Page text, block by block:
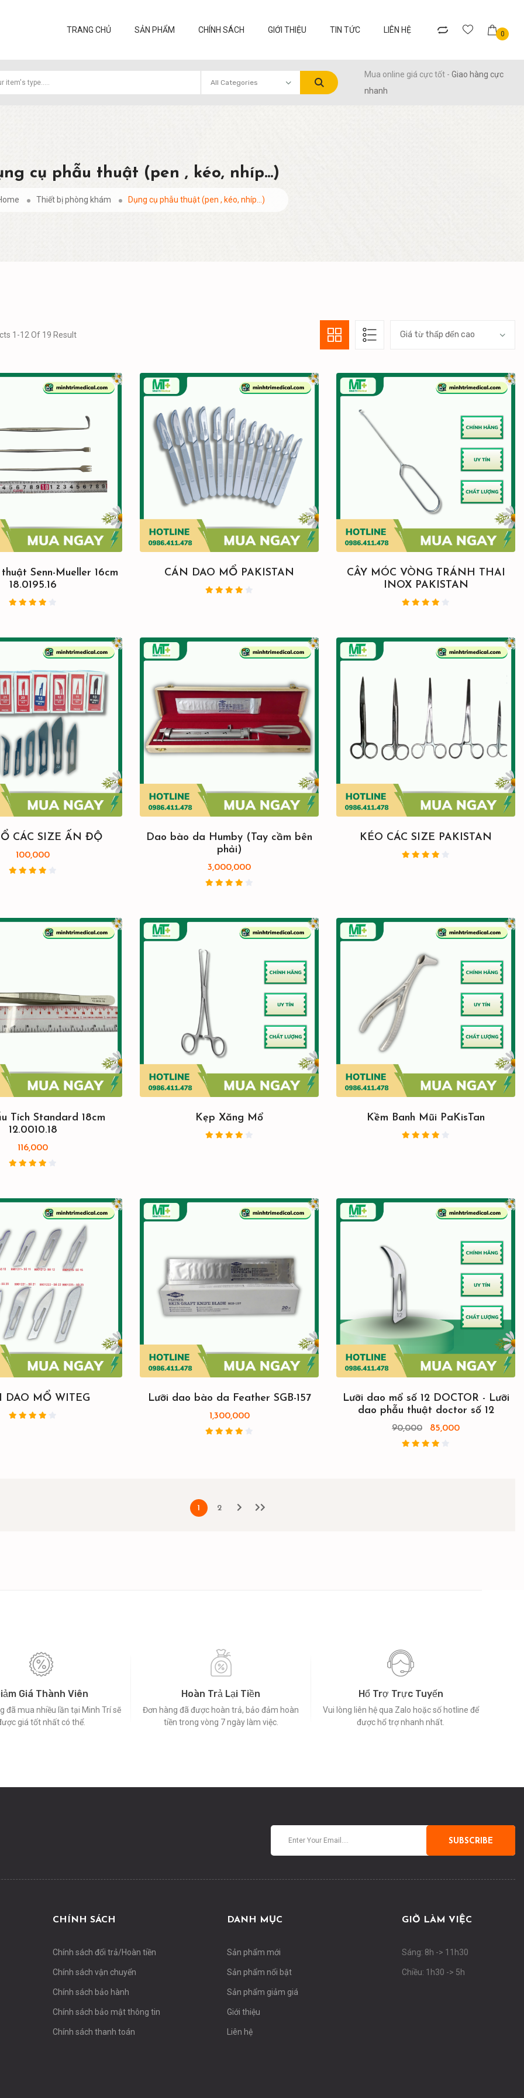
TRANG CHỦ SẢN PHẨM CHÍNH SÁCH GIỚI THIỆU TIN TỨC LIÊN HỆ 0
Mua online giá cực tốt - Giao hàng cực
nhanh
cụ phẫu thuật (pen , kéo, nhíp...)
Thiết bị phòng khám Dụng cụ phẫu thuật (pen , kéo, nhíp...)
1-12 Of 19 Result
Senn-Mueller 16cm
18.0195.16
CÁN DAO MỔ PAKISTAN
CÂY MÓC VÒNG TRÁNH THAI
INOX PAKISTAN
CÁC SIZE ẤN ĐỘ
100,000
Dao bào da Humby (Tay cầm bên
phải)
3,000,000
KÉO CÁC SIZE PAKISTAN
Tích Standard 18cm
12.0010.18
116,000
Kẹp Xăng Mổ Kềm Banh Mũi PaKisTan
DAO MỔ WITEG Lưỡi dao bào da Feather SGB-157
1,300,000
Lưỡi dao mổ số 12 DOCTOR - Lưỡi
dao phẫu thuật doctor số 12
90,000 85,000
1 2
Giá Thành Viên
đã mua nhiều lần tại Minh Trí sẽ
giá tốt nhất có thể.
Hoàn Trả Lại Tiền
Đơn hàng đã được hoàn trả, bảo đảm hoàn
tiền trong vòng 7 ngày làm việc.
Hổ Trợ Trực Tuyến
Vui lòng liên hệ qua Zalo hoặc số hotline để
được hổ trợ nhanh nhất.
SUBSCRIBE
CHÍNH SÁCH
Chính sách đổi trả/Hoàn tiền
Chính sách vận chuyển
Chính sách bảo hành
Chính sách bảo mật thông tin
Chính sách thanh toán
DANH MỤC
Sản phẩm mới
Sản phẩm nổi bật
Sản phẩm giảm giá
Giới thiệu
Liên hệ
GIỜ LÀM VIỆC
Sáng: 8h -> 11h30
Chiều: 1h30 -> 5h